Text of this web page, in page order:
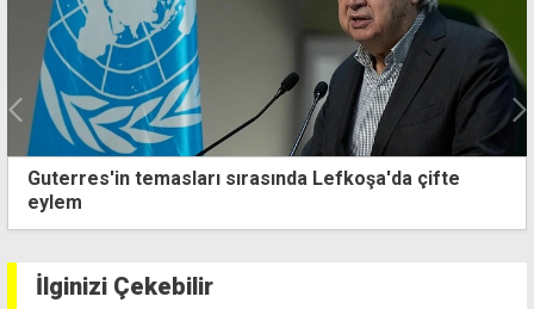
Guterres'in temasları sırasında Lefkoşa'da çifte
eylem
İlginizi Çekebilir